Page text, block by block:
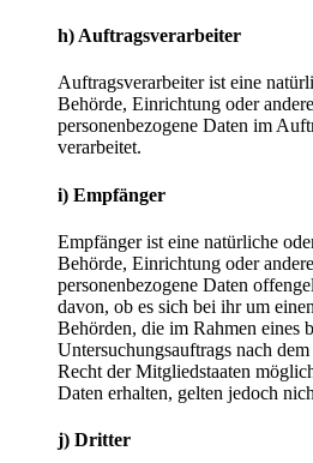
h) Auftragsverarbeiter
Auftragsverarbeiter ist eine
Behörde, Einrichtung oder
personenbezogene Daten im
verarbeitet.
i) Empfänger
Empfänger ist eine natürliche
Behörde, Einrichtung oder
personenbezogene Daten
davon, ob es sich bei ihr um
Behörden, die im Rahmen eines
Untersuchungsauftrags nach
Recht der Mitgliedstaaten
Daten erhalten, gelten jedoch
j) Dritter